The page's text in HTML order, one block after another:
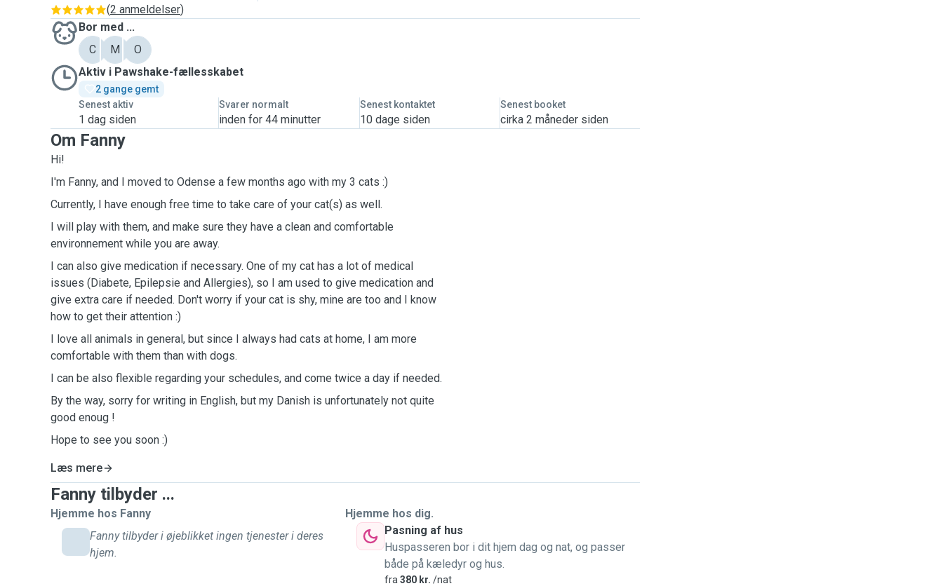
(2 anmeldelser)
Bor med ...
C
M
O
Aktiv i Pawshake-fællesskabet
2 gange gemt
Senest aktiv
1 dag siden
Svarer normalt
inden for 44 minutter
Senest kontaktet
10 dage siden
Senest booket
cirka 2 måneder siden
Om Fanny
Hi!
I'm Fanny, and I moved to Odense a few months ago with my 3 cats :)
Currently, I have enough free time to take care of your cat(s) as well.
I will play with them, and make sure they have a clean and comfortable
environnement while you are away.
I can also give medication if necessary. One of my cat has a lot of medical
issues (Diabete, Epilepsie and Allergies), so I am used to give medication and
give extra care if needed. Don't worry if your cat is shy, mine are too and I know
how to get their attention :)
I love all animals in general, but since I always had cats at home, I am more
comfortable with them than with dogs.
I can be also flexible regarding your schedules, and come twice a day if needed.
By the way, sorry for writing in English, but my Danish is unfortunately not quite
good enoug !
Hope to see you soon :)
Læs mere
Fanny tilbyder ...
Hjemme hos Fanny
Fanny tilbyder i øjeblikket ingen tjenester i deres
hjem.
Hjemme hos dig.
Pasning af hus
Huspasseren bor i dit hjem dag og nat, og passer
både på kæledyr og hus.
fra 380 kr. /nat